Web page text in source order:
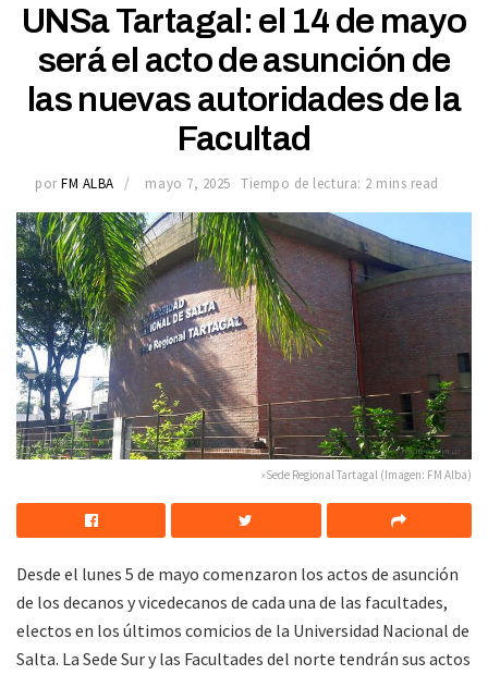
UNSa Tartagal: el 14 de mayo
será el acto de asunción de
las nuevas autoridades de la
Facultad
por FM ALBA mayo 7, 2025 Tiempo de lectura: 2 mins read
»Sede Regional Tartagal (Imagen: FM Alba)
Desde el lunes 5 de mayo comenzaron los actos de asunción
de los decanos y vicedecanos de cada una de las facultades,
electos en los últimos comicios de la Universidad Nacional de
Salta. La Sede Sur y las Facultades del norte tendrán sus actos